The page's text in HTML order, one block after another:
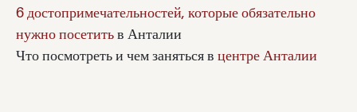
6 достопримечательностей, которые обязательно
нужно посетитьв Анталии
Что посмотреть и чем заняться в центре Анталии